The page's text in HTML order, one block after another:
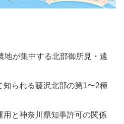
地が集中する北部御所見・遠
知られる藤沢北部の第1〜2種
用と神奈川県知事許可の関係